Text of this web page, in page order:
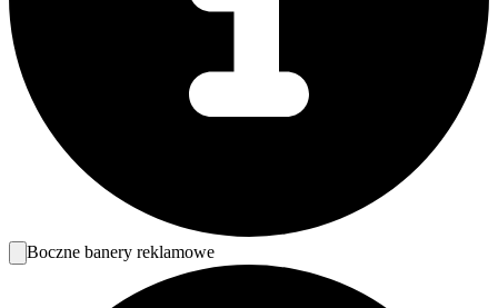
Boczne banery reklamowe